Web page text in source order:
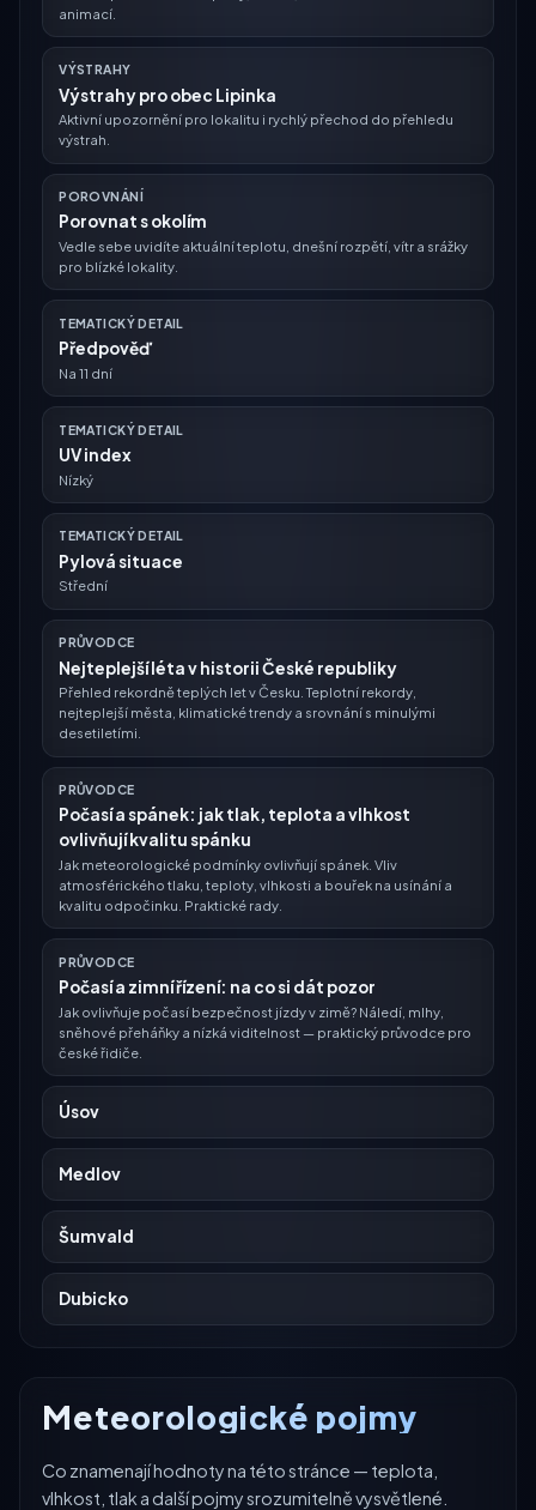
animací.
VÝSTRAHY
Výstrahy pro obec Lipinka
Aktivní upozornění pro lokalitu i rychlý přechod do přehledu
výstrah.
POROVNÁNÍ
Porovnat s okolím
Vedle sebe uvidíte aktuální teplotu, dnešní rozpětí, vítr a srážky
pro blízké lokality.
TEMATICKÝ DETAIL
Předpověď
Na 11 dní
TEMATICKÝ DETAIL
UV index
Nízký
TEMATICKÝ DETAIL
Pylová situace
Střední
PRŮVODCE
Nejteplejší léta v historii České republiky
Přehled rekordně teplých let v Česku. Teplotní rekordy,
nejteplejší města, klimatické trendy a srovnání s minulými
desetiletími.
PRŮVODCE
Počasí a spánek: jak tlak, teplota a vlhkost
ovlivňují kvalitu spánku
Jak meteorologické podmínky ovlivňují spánek. Vliv
atmosférického tlaku, teploty, vlhkosti a bouřek na usínání a
kvalitu odpočinku. Praktické rady.
PRŮVODCE
Počasí a zimní řízení: na co si dát pozor
Jak ovlivňuje počasí bezpečnost jízdy v zimě? Náledí, mlhy,
sněhové přeháňky a nízká viditelnost — praktický průvodce pro
české řidiče.
Úsov
Medlov
Šumvald
Dubicko
Meteorologické pojmy
Co znamenají hodnoty na této stránce — teplota,
vlhkost, tlak a další pojmy srozumitelně vysvětlené.